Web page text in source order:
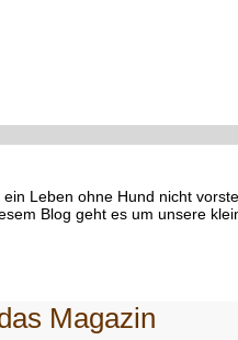
Leben ohne Hund nicht
Blog geht es um unsere
Magazin